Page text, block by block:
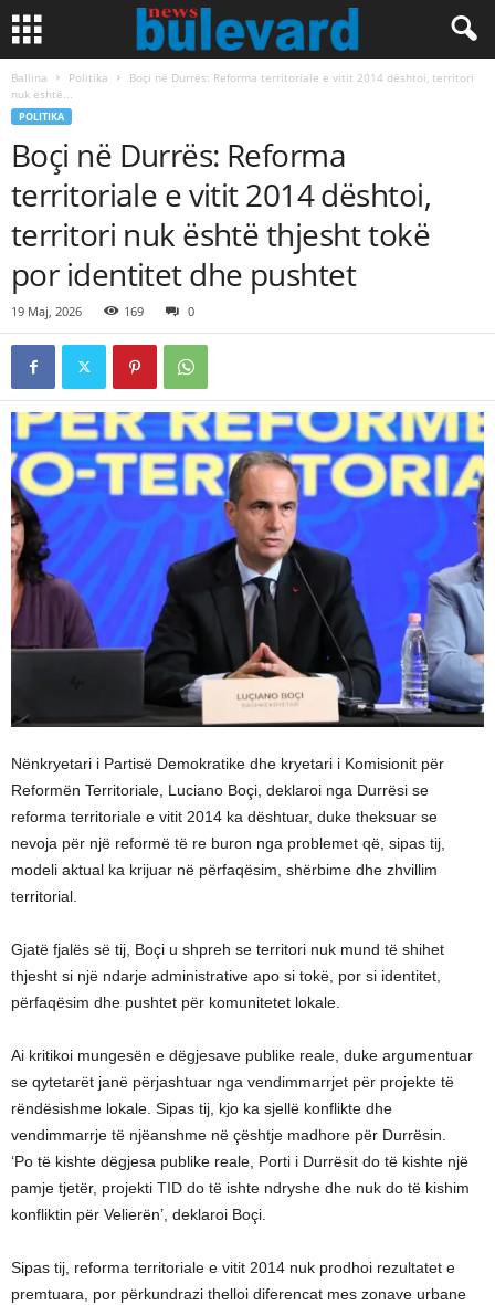
Ballina Politika
Boçi në Durrës: Reforma territoriale e vitit 2014 dështoi, territori
nuk është...
POLITIKA
Boçi në Durrës: Reforma
territoriale e vitit 2014 dështoi,
territori nuk është thjesht tokë
por identitet dhe pushtet
19 Maj, 2026 169 0
Nënkryetari i Partisë Demokratike dhe kryetari i Komisionit për
Reformën Territoriale, Luciano Boçi, deklaroi nga Durrësi se
reforma territoriale e vitit 2014 ka dështuar, duke theksuar se
nevoja për një reformë të re buron nga problemet që, sipas tij,
modeli aktual ka krijuar në përfaqësim, shërbime dhe zhvillim
territorial.
Gjatë fjalës së tij, Boçi u shpreh se territori nuk mund të shihet
thjesht si një ndarje administrative apo si tokë, por si identitet,
përfaqësim dhe pushtet për komunitetet lokale.
Ai kritikoi mungesën e dëgjesave publike reale, duke argumentuar
se qytetarët janë përjashtuar nga vendimmarrjet për projekte të
rëndësishme lokale. Sipas tij, kjo ka sjellë konflikte dhe
vendimmarrje të njëanshme në çështje madhore për Durrësin.
‘Po të kishte dëgjesa publike reale, Porti i Durrësit do të kishte një
pamje tjetër, projekti TID do të ishte ndryshe dhe nuk do të kishim
konfliktin për Velierën’, deklaroi Boçi.
Sipas tij, reforma territoriale e vitit 2014 nuk prodhoi rezultatet e
premtuara, por përkundrazi thelloi diferencat mes zonave urbane